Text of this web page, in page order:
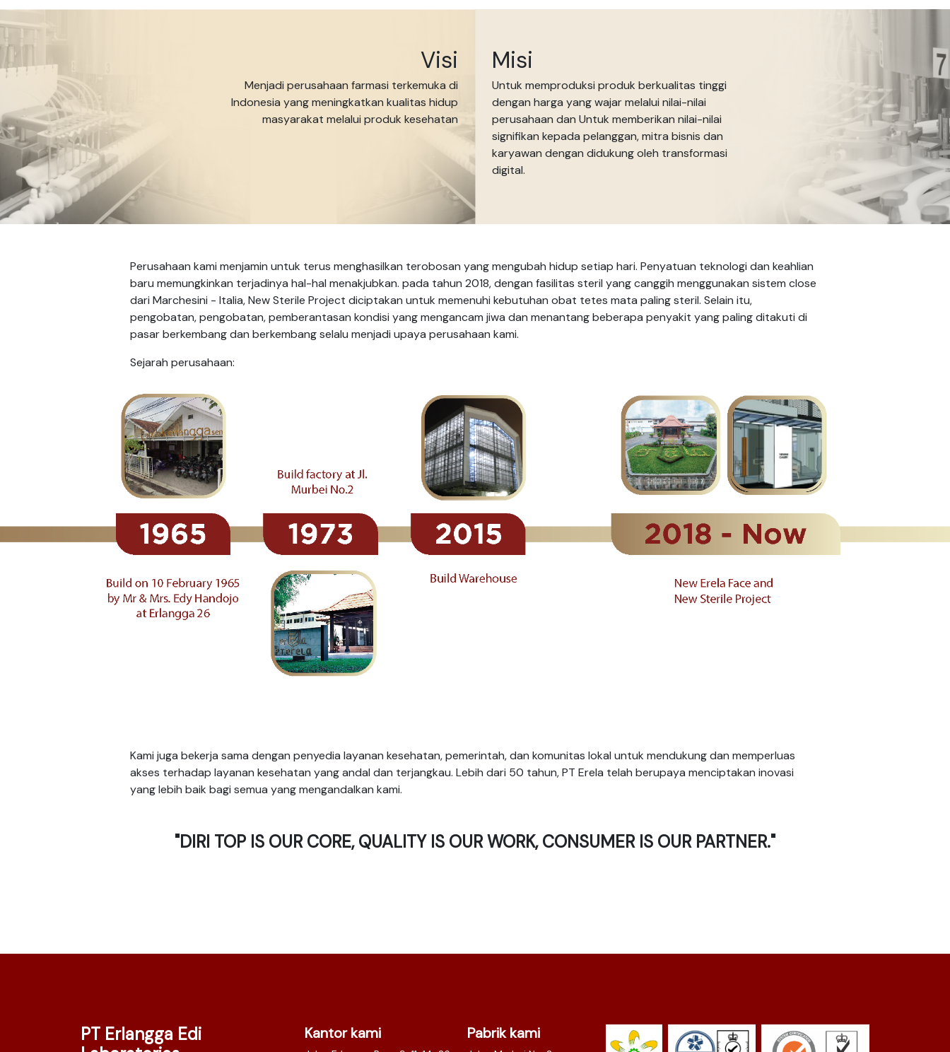
Visi
Menjadi perusahaan farmasi terkemuka di
Indonesia yang meningkatkan kualitas hidup
masyarakat melalui produk kesehatan
Misi
Untuk memproduksi produk berkualitas tinggi
dengan harga yang wajar melalui nilai-nilai
perusahaan dan Untuk memberikan nilai-nilai
signifikan kepada pelanggan, mitra bisnis dan
karyawan dengan didukung oleh transformasi
digital.
Perusahaan kami menjamin untuk terus menghasilkan terobosan yang mengubah hidup setiap hari. Penyatuan teknologi dan keahlian
baru memungkinkan terjadinya hal-hal menakjubkan. pada tahun 2018, dengan fasilitas steril yang canggih menggunakan sistem close
dari Marchesini - Italia, New Sterile Project diciptakan untuk memenuhi kebutuhan obat tetes mata paling steril. Selain itu,
pengobatan, pengobatan, pemberantasan kondisi yang mengancam jiwa dan menantang beberapa penyakit yang paling ditakuti di
pasar berkembang dan berkembang selalu menjadi upaya perusahaan kami.
Sejarah perusahaan:
Kami juga bekerja sama dengan penyedia layanan kesehatan, pemerintah, dan komunitas lokal untuk mendukung dan memperluas
akses terhadap layanan kesehatan yang andal dan terjangkau. Lebih dari 50 tahun, PT Erela telah berupaya menciptakan inovasi
yang lebih baik bagi semua yang mengandalkan kami.
"DIRI TOP IS OUR CORE, QUALITY IS OUR WORK, CONSUMER IS OUR PARTNER."
PT Erlangga Edi
Kantor kami Pabrik kami